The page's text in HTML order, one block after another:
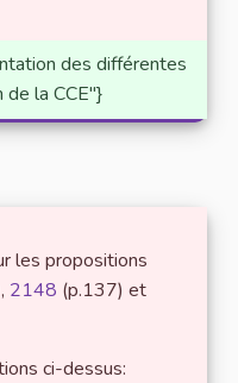
des différentes
de la CCE"}
les propositions
2148 (p.137) et
ci-dessus: